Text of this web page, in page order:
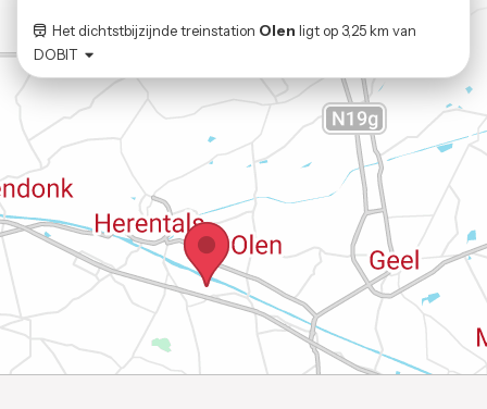
Het dichtstbijzijnde treinstation Olen ligt op 3,25 km van
DOBIT